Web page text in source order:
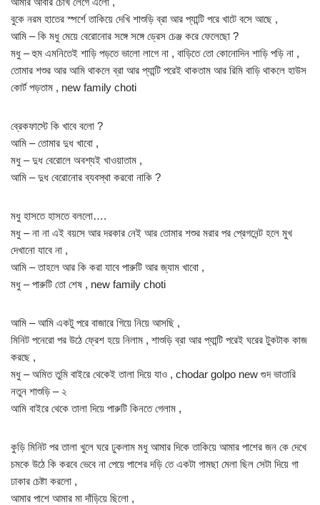
বুকে নরম হাতের স্পর্শে তাকিয়ে দেখি শাশুড়ি ব্রা আর প্যান্টি পরে খাটে বসে আছে ,
আমি – কি মধু মেয়ে বেরোনোর সঙ্গে সঙ্গে ড্রেস চেঞ্জ করে ফেলেছো ?
মধু – হুম এমনিতেই শাড়ি পড়তে ভালো লাগে না , বাড়িতে তো কোনোদিন শাড়ি পড়ি না ,
তোমার শশুর আর আমি থাকলে ব্রা আর প্যান্টি পরেই থাকতাম আর রিমি বাড়ি থাকলে হাউস
কোর্ট পড়তাম , new family choti
ব্রেকফাস্টে কি খাবে বলো ?
আমি – তোমার দুধ খাবো ,
মধু – দুধ বেরোলে অবশ্যই খাওয়াতাম ,
আমি – দুধ বেরোনোর ব্যবস্থা করবো নাকি ?
মধু হাসতে হাসতে বললো….
মধু – না না এই বয়সে আর দরকার নেই আর তোমার শশুর মরার পর প্রেগনেন্ট হলে মুখ
দেখানো যাবে না ,
আমি – তাহলে আর কি করা যাবে পারুটি আর জ্যাম খাবো ,
মধু – পারুটি তো শেষ , new family choti
আমি – আমি একটু পরে বাজারে গিয়ে নিয়ে আসছি ,
মিনিট পনেরো পর উঠে ফ্রেশ হয়ে নিলাম , শাশুড়ি ব্রা আর প্যান্টি পরেই ঘরের টুকটাক কাজ
করছে ,
মধু – অমিত তুমি বাইরে থেকেই তালা দিয়ে যাও , chodar golpo new গুদ ভাতারি
নতুন শাশুড়ি – ২
আমি বাইরে থেকে তালা দিয়ে পারুটি কিনতে গেলাম ,
কুড়ি মিনিট পর তালা খুলে ঘরে ঢুকলাম মধু আমার দিকে তাকিয়ে আমার পাশের জন কে দেখে
চমকে উঠে কি করবে ভেবে না পেয়ে পাশের দড়ি তে একটা গামছা মেলা ছিল সেটা দিয়ে গা
ঢাকার চেষ্টা করলো ,
আমার পাশে আমার মা দাঁড়িয়ে ছিলো ,